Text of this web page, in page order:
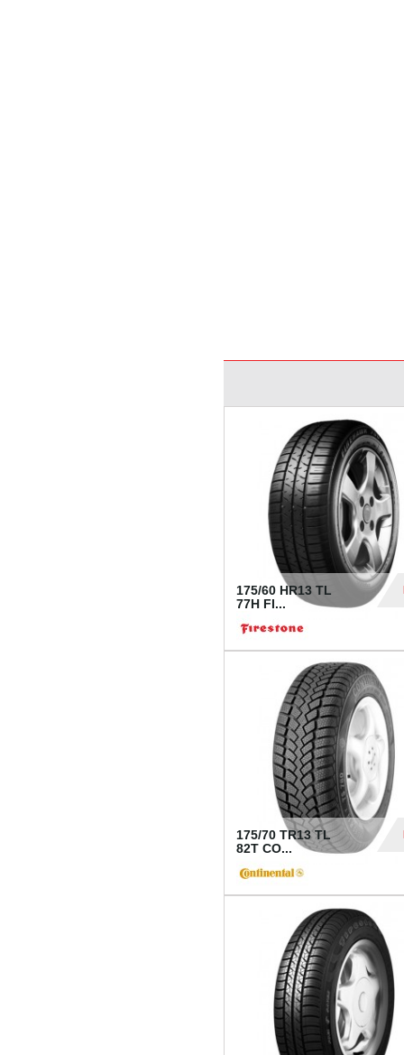
175/60 HR13 TL
77H FI...
175/70 TR13 TL
82T CO...